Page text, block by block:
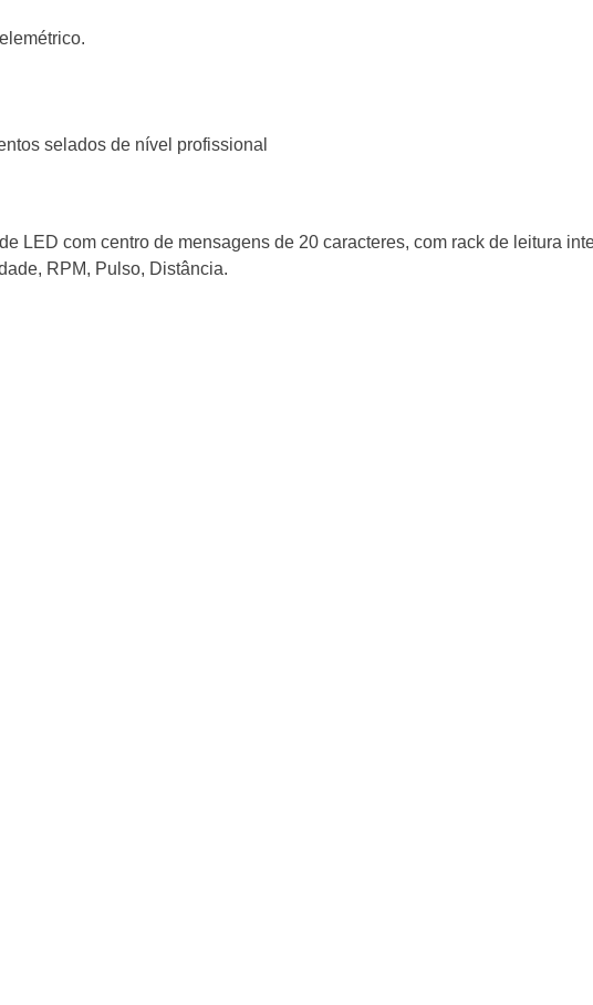
selados de nível profissional
LED com centro de mensagens de 20 caracteres, com rack de leitura
RPM, Pulso, Distância.